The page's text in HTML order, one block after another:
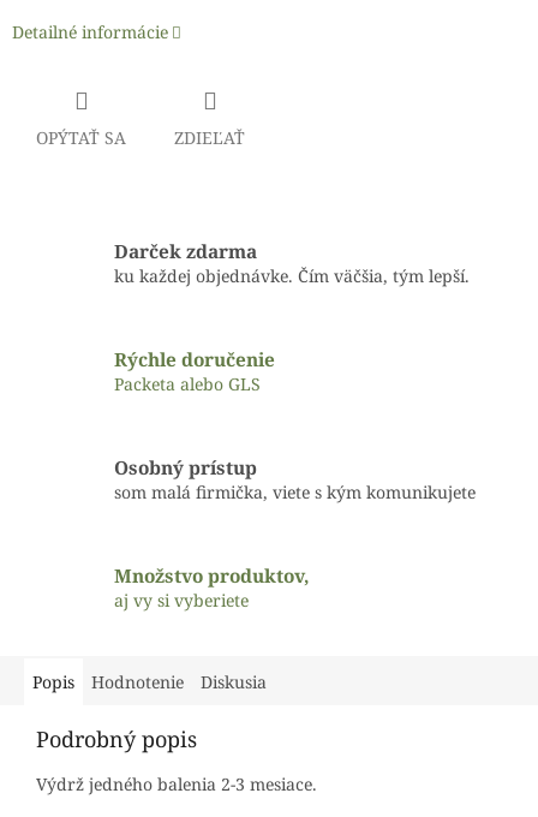
Detailné informácie
OPÝTAŤ SA ZDIEĽAŤ
Darček zdarma
ku každej objednávke. Čím väčšia, tým lepší.
Rýchle doručenie
Packeta alebo GLS
Osobný prístup
som malá firmička, viete s kým komunikujete
Množstvo produktov,
aj vy si vyberiete
Popis Hodnotenie Diskusia
Podrobný popis
Výdrž jedného balenia 2-3 mesiace.